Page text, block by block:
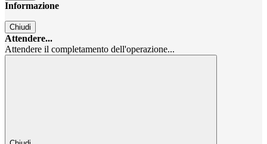
Informazione
Chiudi
Attendere...
Attendere il completamento dell'operazione...